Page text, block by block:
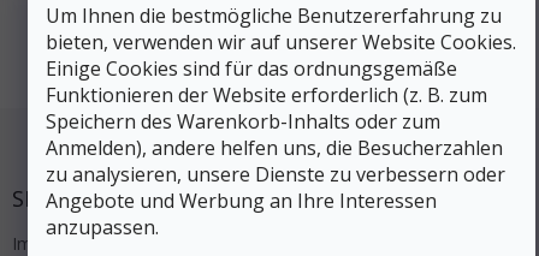
Um Ihnen die bestmögliche Benutzererfahrung zu
bieten, verwenden wir auf unserer Website Cookies.
Einige Cookies sind für das ordnungsgemäße
Funktionieren der Website erforderlich (z. B. zum
Speichern des Warenkorb-Inhalts oder zum
Anmelden), andere helfen uns, die Besucherzahlen
zu analysieren, unsere Dienste zu verbessern oder
Angebote und Werbung an Ihre Interessen
anzupassen.
EINKAUF FORTSETZEN
Fußzeile
SERVICE
Impressum